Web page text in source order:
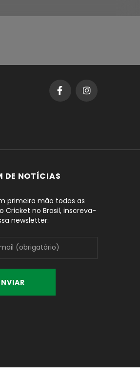
DE NOTÍCIAS
primeira mão todas as
Cricket no Brasil, inscreva-
newsletter: